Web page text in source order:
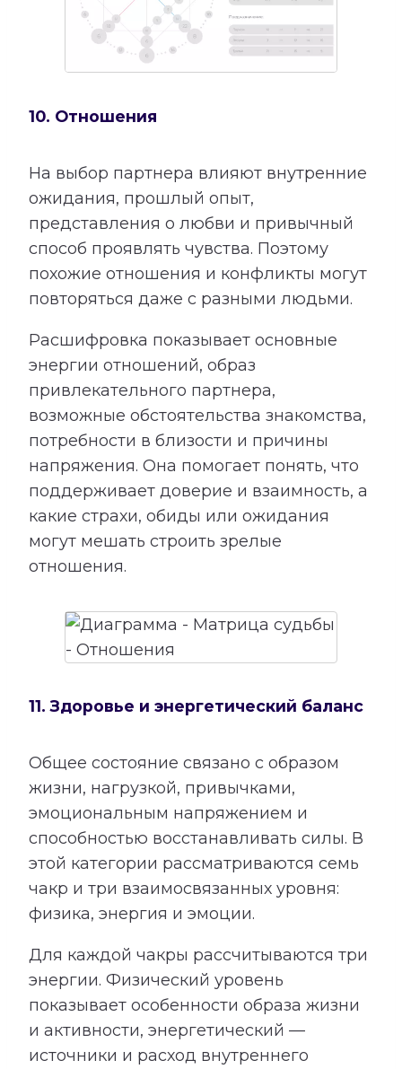
10. Отношения
На выбор партнера влияют внутренние
ожидания, прошлый опыт,
представления о любви и привычный
способ проявлять чувства. Поэтому
похожие отношения и конфликты могут
повторяться даже с разными людьми.
Расшифровка показывает основные
энергии отношений, образ
привлекательного партнера,
возможные обстоятельства знакомства,
потребности в близости и причины
напряжения. Она помогает понять, что
поддерживает доверие и взаимность, а
какие страхи, обиды или ожидания
могут мешать строить зрелые
отношения.
11. Здоровье и энергетический баланс
Общее состояние связано с образом
жизни, нагрузкой, привычками,
эмоциональным напряжением и
способностью восстанавливать силы. В
этой категории рассматриваются семь
чакр и три взаимосвязанных уровня:
физика, энергия и эмоции.
Для каждой чакры рассчитываются три
энергии. Физический уровень
показывает особенности образа жизни
и активности, энергетический —
источники и расход внутреннего